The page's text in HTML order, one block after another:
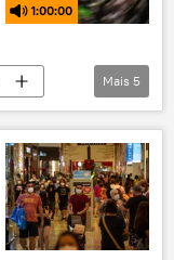
1:00:00
Mais 5